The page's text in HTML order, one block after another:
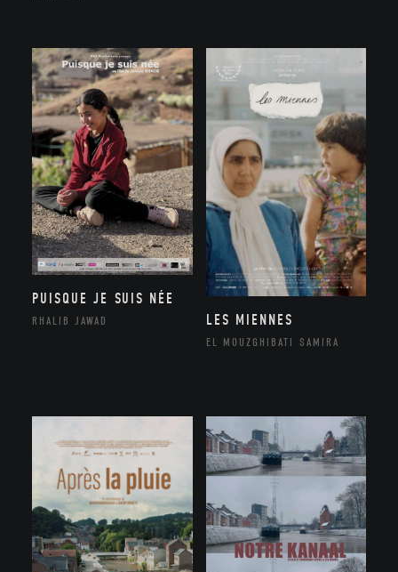
PUISQUE JE SUIS NÉE
RHALIB JAWAD LES MIENNES
EL MOUZGHIBATI SAMIRA